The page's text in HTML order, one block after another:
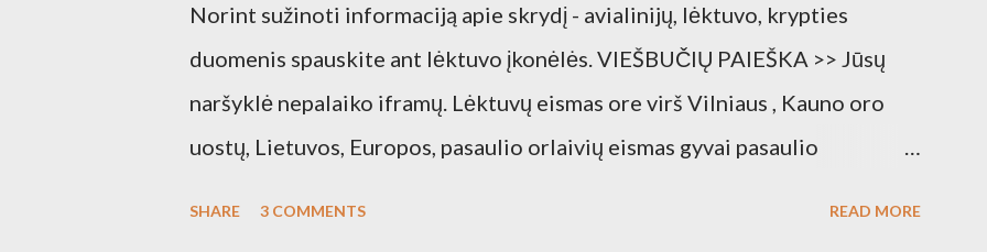
Norint sužinoti informaciją apie skrydį - avialinijų, lėktuvo, krypties
duomenis spauskite ant lėktuvo įkonėlės. VIEŠBUČIŲ PAIEŠKA >> Jūsų
naršyklė nepalaiko iframų. Lėktuvų eismas ore virš Vilniaus , Kauno oro
uostų, Lietuvos, Europos, pasaulio orlaivių eismas gyvai pasaulio
SHARE 3 COMMENTS READ MORE